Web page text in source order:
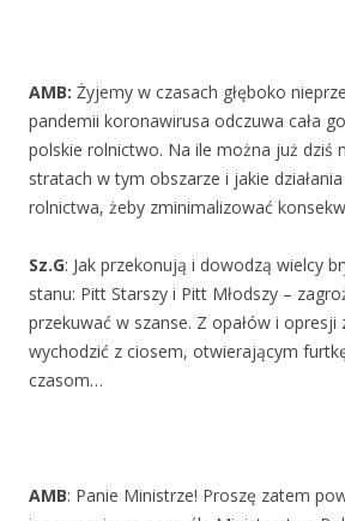
AMB: Żyjemy w czasach głęboko
pandemii koronawirusa odczuwa cała
polskie rolnictwo. Na ile można już dziś
stratach w tym obszarze i jakie
rolnictwa, żeby zminimalizować
Sz.G: Jak przekonują i dowodzą wielcy
stanu: Pitt Starszy i Pitt Młodszy –
przekuwać w szanse. Z opałów i opresji
wychodzić z ciosem, otwierającym
czasom…
AMB: Panie Ministrze! Proszę zatem